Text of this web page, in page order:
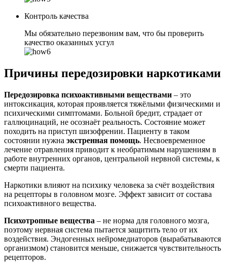
Контроль качества
Мы обязательно перезвоним вам, что бы проверить
качество оказанных усгул
Причины передозировки наркотиками
Передозировка психоактивными веществами – это
интоксикация, которая проявляется тяжёлыми физическими и
психическими симптомами. Больной бредит, страдает от
галлюцинаций, не осознаёт реальность. Состояние может
походить на приступ шизофрении. Пациенту в таком
состоянии нужна экстренная помощь. Несвоевременное
лечение отравления приводит к необратимым нарушениям в
работе внутренних органов, центральной нервной системы, к
смерти пациента.
Наркотики влияют на психику человека за счёт воздействия
на рецепторы в головном мозге. Эффект зависит от состава
психоактивного вещества.
Психотропные вещества – не норма для головного мозга,
поэтому нервная система пытается защитить тело от их
воздействия. Эндогенных нейромедиаторов (вырабатываются
организмом) становится меньше, снижается чувствительность
рецепторов.